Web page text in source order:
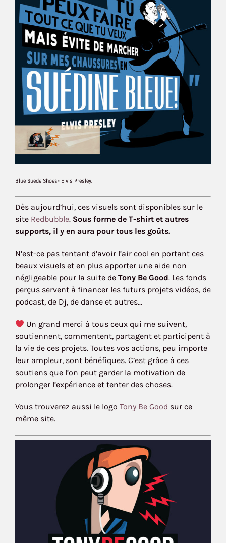
Blue Suede Shoes- Elvis Presley.
Dès aujourd’hui, ces visuels sont disponibles sur le
site Redbubble. Sous forme de T-shirt et autres
supports, il y en aura pour tous les goûts.
N’est-ce pas tentant d’avoir l’air cool en portant ces
beaux visuels et en plus apporter une aide non
négligeable pour la suite de Tony Be Good. Les fonds
perçus servent à financer les futurs projets vidéos, de
podcast, de Dj, de danse et autres…
Un grand merci à tous ceux qui me suivent,
soutiennent, commentent, partagent et participent à
la vie de ces projets. Toutes vos actions, peu importe
leur ampleur, sont bénéfiques. C’est grâce à ces
soutiens que l’on peut garder la motivation de
prolonger l’expérience et tenter des choses.
Vous trouverez aussi le logo Tony Be Good sur ce
même site.